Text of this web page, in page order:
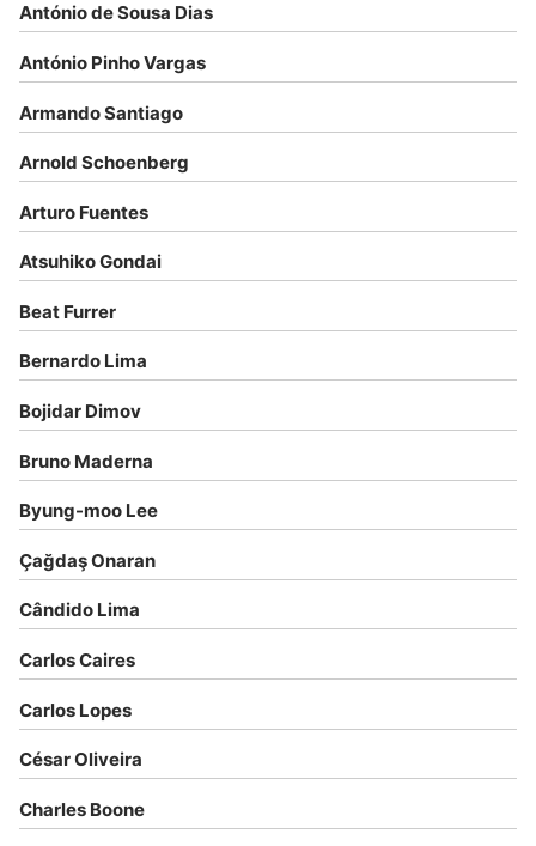
António de Sousa Dias
António Pinho Vargas
Armando Santiago
Arnold Schoenberg
Arturo Fuentes
Atsuhiko Gondai
Beat Furrer
Bernardo Lima
Bojidar Dimov
Bruno Maderna
Byung-moo Lee
Çağdaş Onaran
Cândido Lima
Carlos Caires
Carlos Lopes
César Oliveira
Charles Boone